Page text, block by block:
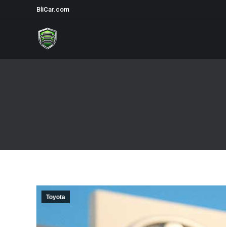
BliCar.com
Toyota